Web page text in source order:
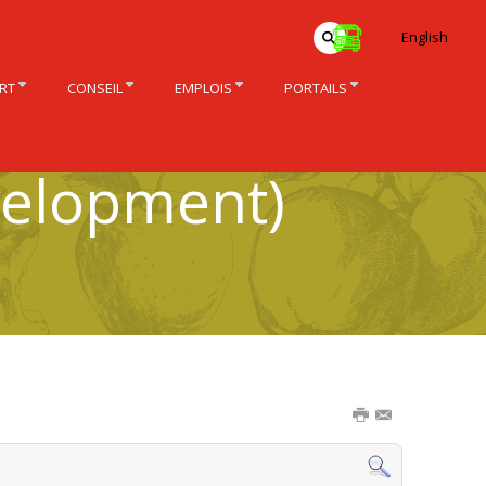
English
CONSEIL EMPLOIS PORTAILS